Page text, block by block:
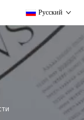
Pусский